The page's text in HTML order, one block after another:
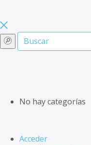
No hay categorías
Acceder